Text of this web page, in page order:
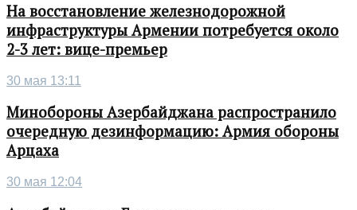
На восстановление железнодорожной
инфраструктуры Армении потребуется около
2-3 лет: вице-премьер
30 мая 13:11
Минобороны Азербайджана распространило
очередную дезинформацию: Армия обороны
Арцаха
30 мая 12:04